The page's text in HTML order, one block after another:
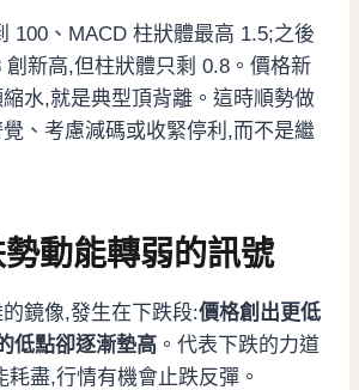
100、MACD 柱狀體最高 1.5;之後
創新高,但柱狀體只剩 0.8。價格新
水,就是典型頂背離。這時順勢做
、考慮減碼或收緊停利,而不是繼
動能轉弱的訊號
鏡像,發生在下跌段:價格創出更低
低點卻逐漸墊高 。代表下跌的力道
盡,行情有機會止跌反彈。